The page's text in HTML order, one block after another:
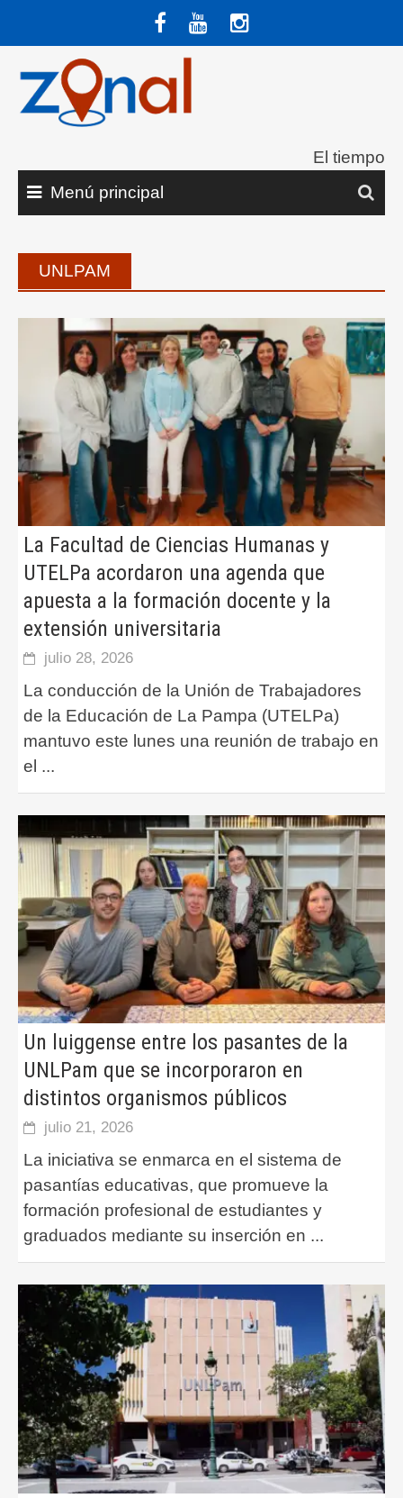
contenido
El tiempo
Menú principal
UNLPAM
La Facultad de Ciencias Humanas y
UTELPa acordaron una agenda que
apuesta a la formación docente y la
extensión universitaria
julio 28, 2026
La conducción de la Unión de Trabajadores
de la Educación de La Pampa (UTELPa)
mantuvo este lunes una reunión de trabajo en
el ...
Un luiggense entre los pasantes de la
UNLPam que se incorporaron en
distintos organismos públicos
julio 21, 2026
La iniciativa se enmarca en el sistema de
pasantías educativas, que promueve la
formación profesional de estudiantes y
graduados mediante su inserción en ...